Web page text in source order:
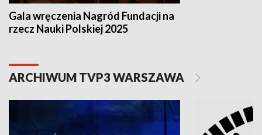
Gala wręczenia Nagród Fundacji na
rzecz Nauki Polskiej 2025
ARCHIWUM TVP3 WARSZAWA